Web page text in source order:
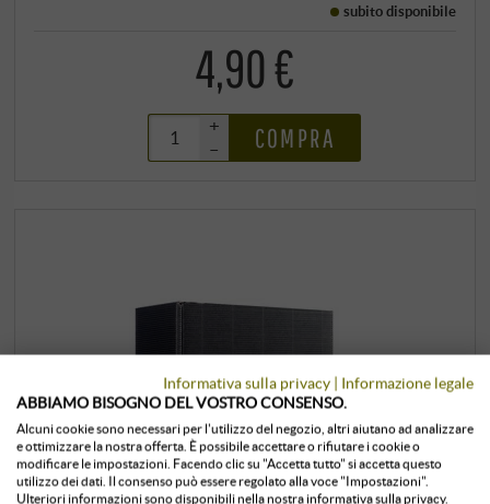
subito disponibile
4,90 €
+
–
COMPRA
Informativa sulla privacy | Informazione legale
ABBIAMO BISOGNO DEL VOSTRO CONSENSO.
Alcuni cookie sono necessari per l'utilizzo del negozio, altri aiutano ad analizzare
e ottimizzare la nostra offerta. È possibile accettare o rifiutare i cookie o
modificare le impostazioni. Facendo clic su "Accetta tutto" si accetta questo
utilizzo dei dati. Il consenso può essere regolato alla voce "Impostazioni".
Ulteriori informazioni sono disponibili nella nostra informativa sulla privacy.